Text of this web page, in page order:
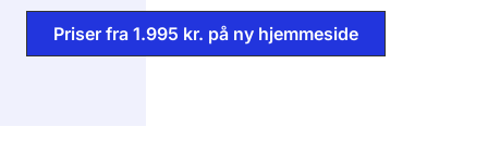
Priser fra 1.995 kr. på ny hjemmeside